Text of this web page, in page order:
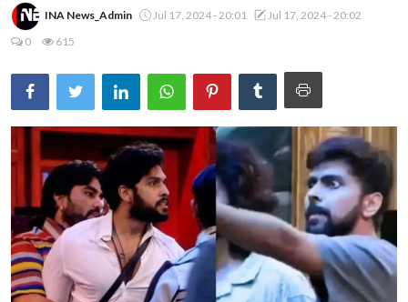
खेल
वायरल न्यूज़
INA News_Admin Jul 17, 2024 - 20:01
Jul 17, 2024 - 20:02
0
615